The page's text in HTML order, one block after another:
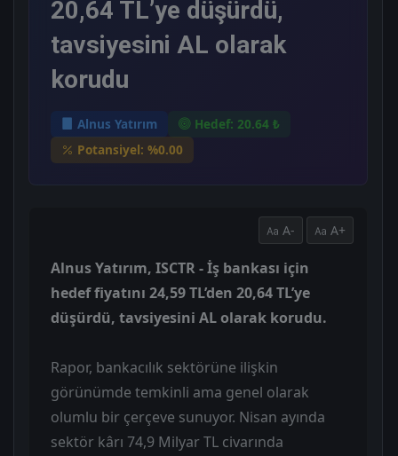
20,64 TL’ye düşürdü,
tavsiyesini AL olarak
korudu
Alnus Yatırım
Hedef: 20.64 ₺
Potansiyel: %0.00
A- A+
Alnus Yatırım, ISCTR - İş bankası için
hedef fiyatını 24,59 TL’den 20,64 TL’ye
düşürdü, tavsiyesini AL olarak korudu.
Rapor, bankacılık sektörüne ilişkin
görünümde temkinli ama genel olarak
olumlu bir çerçeve sunuyor. Nisan ayında
sektör kârı 74,9 Milyar TL civarında